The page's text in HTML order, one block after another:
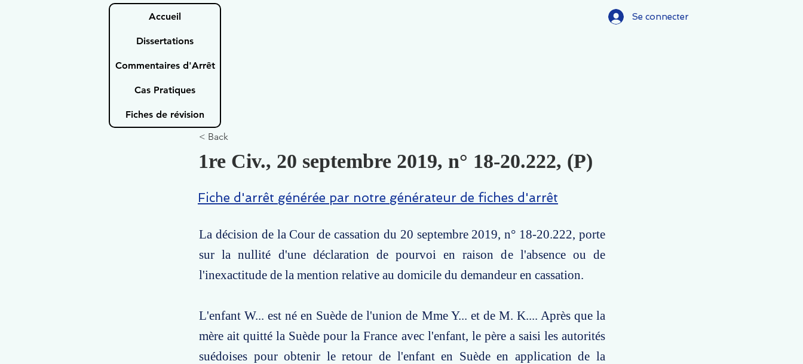
Accueil
Dissertations
Commentaires d'Arrêt
Cas Pratiques
Fiches de révision
Se connecter
< Back
1re Civ., 20 septembre 2019, n° 18-20.222, (P)
Fiche d'arrêt générée par notre générateur de fiches d'arrêt
La décision de la Cour de cassation du 20 septembre 2019, n° 18-20.222, porte
sur la nullité d'une déclaration de pourvoi en raison de l'absence ou de
l'inexactitude de la mention relative au domicile du demandeur en cassation.
L'enfant W... est né en Suède de l'union de Mme Y... et de M. K.... Après que la
mère ait quitté la Suède pour la France avec l'enfant, le père a saisi les autorités
suédoises pour obtenir le retour de l'enfant en Suède en application de la